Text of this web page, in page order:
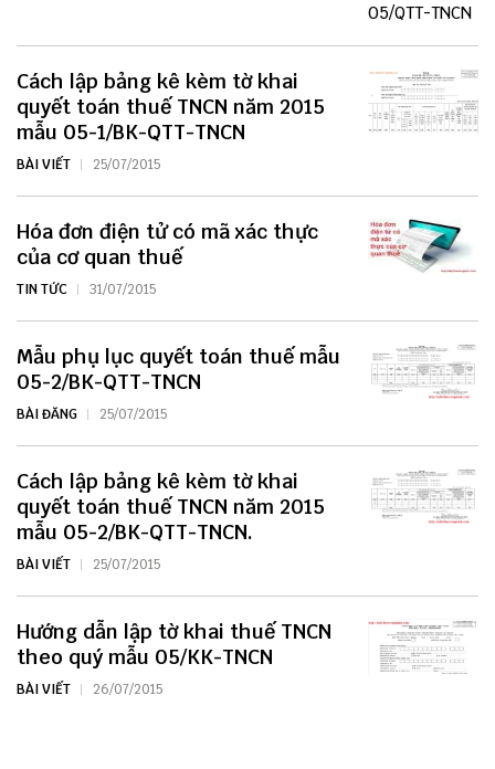
Cách lập bảng kê kèm tờ khai
quyết toán thuế TNCN năm 2015
mẫu 05-1/BK-QTT-TNCN
BÀI VIẾT 25/07/2015
Hóa đơn điện tử có mã xác thực
của cơ quan thuế
TIN TỨC 31/07/2015
Mẫu phụ lục quyết toán thuế mẫu
05-2/BK-QTT-TNCN
BÀI ĐĂNG 25/07/2015
Cách lập bảng kê kèm tờ khai
quyết toán thuế TNCN năm 2015
mẫu 05-2/BK-QTT-TNCN.
BÀI VIẾT 25/07/2015
Hướng dẫn lập tờ khai thuế TNCN
theo quý mẫu 05/KK-TNCN
BÀI VIẾT 26/07/2015